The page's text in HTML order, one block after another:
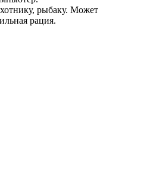
рыбаку. Может
рация.